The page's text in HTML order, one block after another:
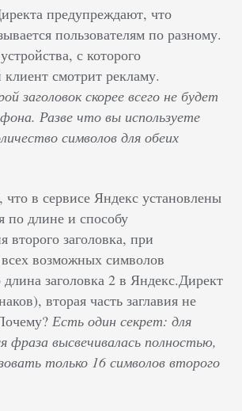
предупреждают, что
пользователям по разному.
с которого
смотрит рекламу.
заголовок скорее всего не будет
Разве что вы используете
символов для обеих
что в сервисе Яндекс установлены
по длине и способу
второго заголовка, при
возможных символов
заголовка 2 в Яндекс.Директ
вторая часть заглавия не
Есть один секрет: для
фраза высвечивалась полностью,
только 16 символов второго